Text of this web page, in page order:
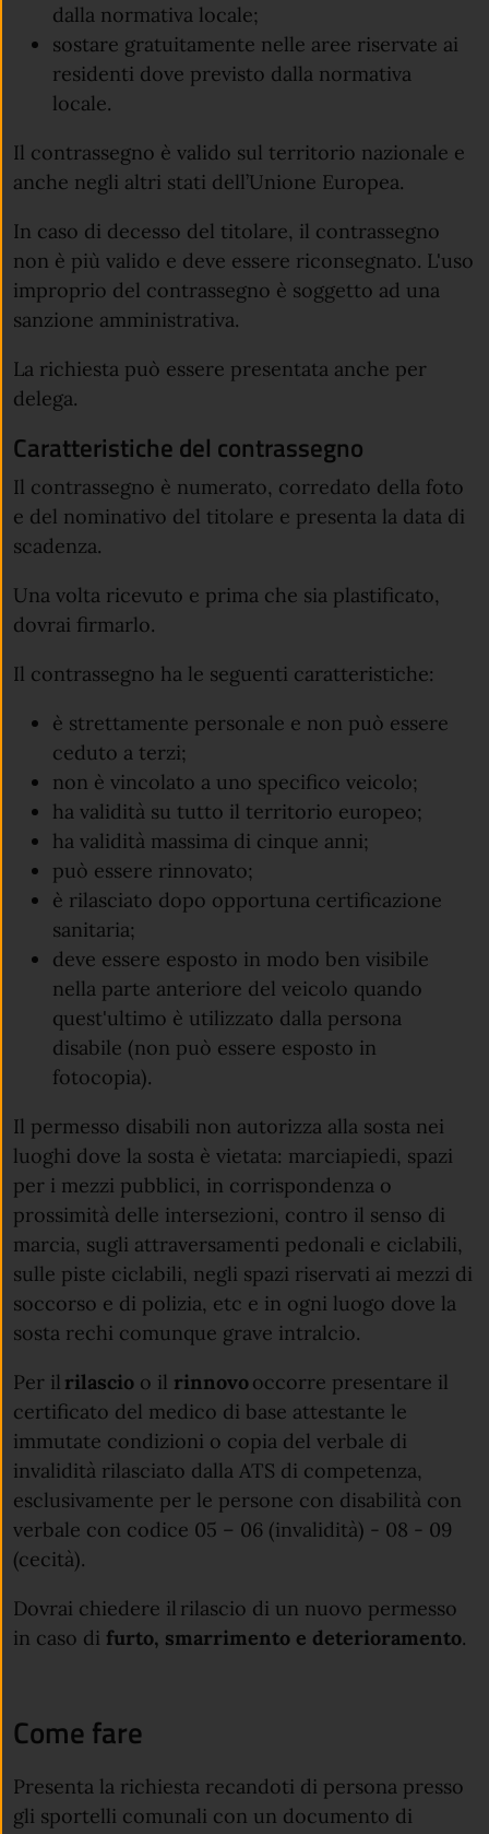
dalla normativa locale;
sostare gratuitamente nelle aree riservate ai
residenti dove previsto dalla normativa
locale.
Il contrassegno è valido sul territorio nazionale e
anche negli altri stati dell’Unione Europea.
In caso di decesso del titolare, il contrassegno
non è più valido e deve essere riconsegnato. L'uso
improprio del contrassegno è soggetto ad una
sanzione amministrativa.
La richiesta può essere presentata anche per
delega.
Caratteristiche del contrassegno
Il contrassegno è numerato, corredato della foto
e del nominativo del titolare e presenta la data di
scadenza.
Una volta ricevuto e prima che sia plastificato,
dovrai firmarlo.
Il contrassegno ha le seguenti caratteristiche:
è strettamente personale e non può essere
ceduto a terzi;
non è vincolato a uno specifico veicolo;
ha validità su tutto il territorio europeo;
ha validità massima di cinque anni;
può essere rinnovato;
è rilasciato dopo opportuna certificazione
sanitaria;
deve essere esposto in modo ben visibile
nella parte anteriore del veicolo quando
quest'ultimo è utilizzato dalla persona
disabile (non può essere esposto in
fotocopia).
Il permesso disabili non autorizza alla sosta nei
luoghi dove la sosta è vietata: marciapiedi, spazi
per i mezzi pubblici, in corrispondenza o
prossimità delle intersezioni, contro il senso di
marcia, sugli attraversamenti pedonali e ciclabili,
sulle piste ciclabili, negli spazi riservati ai mezzi di
soccorso e di polizia, etc e in ogni luogo dove la
sosta rechi comunque grave intralcio.
Per il rilascio o il rinnovooccorre presentare il
certificato del medico di base attestante le
immutate condizioni o copia del verbale di
invalidità rilasciato dalla ATS di competenza,
esclusivamente per le persone con disabilità con
verbale con codice 05 – 06 (invalidità) - 08 - 09
(cecità).
Dovrai chiedere il rilascio di un nuovo permesso
in caso di furto, smarrimento e deterioramento.
Come fare
Presenta la richiesta recandoti di persona presso
gli sportelli comunali con un documento di